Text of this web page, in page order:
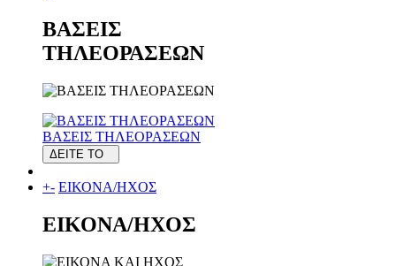
ΒΑΣΕΙΣ
ΤΗΛΕΟΡΑΣΕΩΝ
ΒΑΣΕΙΣ ΤΗΛΕΟΡΑΣΕΩΝ
ΔΕΙΤΕ ΤΟ
+- ΕΙΚΟΝΑ/ΗΧΟΣ
ΕΙΚΟΝΑ/ΗΧΟΣ